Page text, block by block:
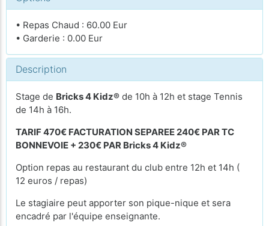
• Repas Chaud : 60.00 Eur
• Garderie : 0.00 Eur
Description
Stage de Bricks 4 Kidz® de 10h à 12h et stage Tennis
de 14h à 16h.
TARIF 470€ FACTURATION SEPAREE 240€ PAR TC
BONNEVOIE + 230€ PAR Bricks 4 Kidz®
Option repas au restaurant du club entre 12h et 14h (
12 euros / repas)
Le stagiaire peut apporter son pique-nique et sera
encadré par l'équipe enseignante.